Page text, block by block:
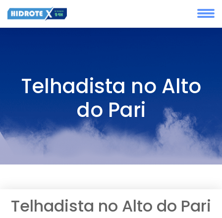
Telhadista no Alto
do Pari
Telhadista no Alto do Pari